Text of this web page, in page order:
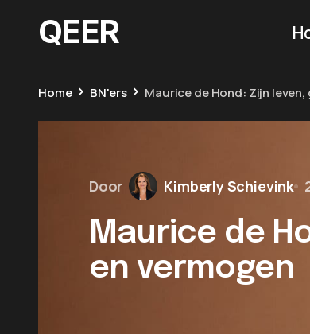
QEER
Home BN'ers Maurice de Hond: Zijn
Door Kimberly Schievink
Maurice de
en vermogen